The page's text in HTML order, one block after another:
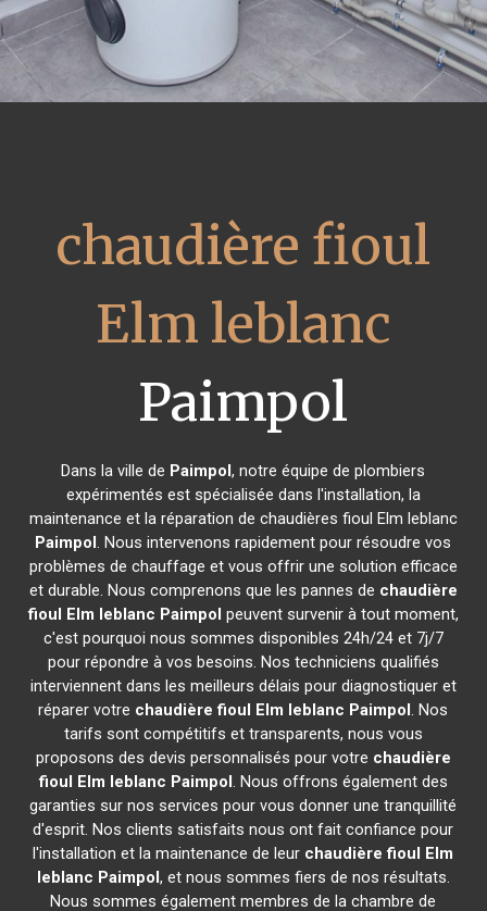
chaudière fioul
Elm leblanc
Paimpol
Dans la ville de Paimpol, notre équipe de plombiers
expérimentés est spécialisée dans l'installation, la
maintenance et la réparation de chaudières fioul Elm leblanc
Paimpol. Nous intervenons rapidement pour résoudre vos
problèmes de chauffage et vous offrir une solution efficace
et durable. Nous comprenons que les pannes de chaudière
fioul Elm leblanc Paimpol peuvent survenir à tout moment,
c'est pourquoi nous sommes disponibles 24h/24 et 7j/7
pour répondre à vos besoins. Nos techniciens qualifiés
interviennent dans les meilleurs délais pour diagnostiquer et
réparer votre chaudière fioul Elm leblanc Paimpol. Nos
tarifs sont compétitifs et transparents, nous vous
proposons des devis personnalisés pour votre chaudière
fioul Elm leblanc Paimpol. Nous offrons également des
garanties sur nos services pour vous donner une tranquillité
d'esprit. Nos clients satisfaits nous ont fait confiance pour
l'installation et la maintenance de leur chaudière fioul Elm
leblanc Paimpol, et nous sommes fiers de nos résultats.
Nous sommes également membres de la chambre de